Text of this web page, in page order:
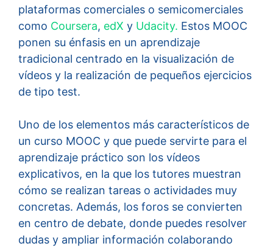
plataformas comerciales o semicomerciales
como Coursera, edX y Udacity. Estos MOOC
ponen su énfasis en un aprendizaje
tradicional centrado en la visualización de
vídeos y la realización de pequeños ejercicios
de tipo test.
Uno de los elementos más característicos de
un curso MOOC y que puede servirte para el
aprendizaje práctico son los vídeos
explicativos, en la que los tutores muestran
cómo se realizan tareas o actividades muy
concretas. Además, los foros se convierten
en centro de debate, donde puedes resolver
dudas y ampliar información colaborando